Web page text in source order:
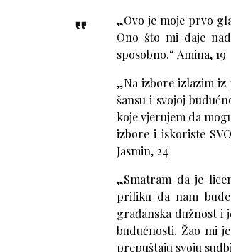
„Ovo je moje prvo
Ono što mi daje
sposobno.“ Amina, 19
„Na izbore izlazim
šansu i svojoj
koje vjerujem da
izbore i iskoriste
Jasmin, 24
„Smatram da je
priliku da nam
građanska dužnost i
budućnosti. Žao mi
prepuštaju svoju